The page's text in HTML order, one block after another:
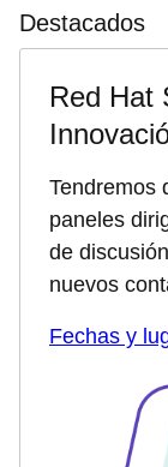
Destacados
Red Hat
Tendremos
paneles
de
nuevos
Fechas y